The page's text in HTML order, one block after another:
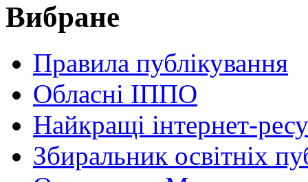
Вибране
Правила публікування
Обласні ІППО
Найкращі інтернет-
Збиральник освітніх